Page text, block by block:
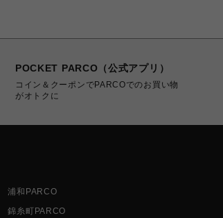
POCKET PARCO（公式アプリ）
コイン＆クーポンでPARCOでのお買い物
がオトクに
浦和PARCO
錦糸町PARCO